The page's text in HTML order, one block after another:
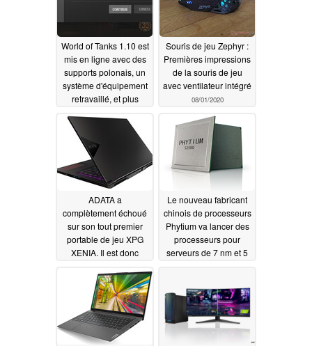
World of Tanks 1.10 est
mis en ligne avec des
supports polonais, un
système d'équipement
retravaillé, et plus
Souris de jeu Zephyr :
Premières impressions
de la souris de jeu
avec ventilateur intégré
08/01/2020
ADATA a
complètement échoué
sur son tout premier
portable de jeu XPG
XENIA. Il est donc
pour seulement 1200
USD07/27/2020
Le nouveau fabricant
chinois de processeurs
Phytium va lancer des
processeurs pour
serveurs de 7 nm et 5
pour les marchés des
ordinateurs de bureau
et embarqués07/24/2020